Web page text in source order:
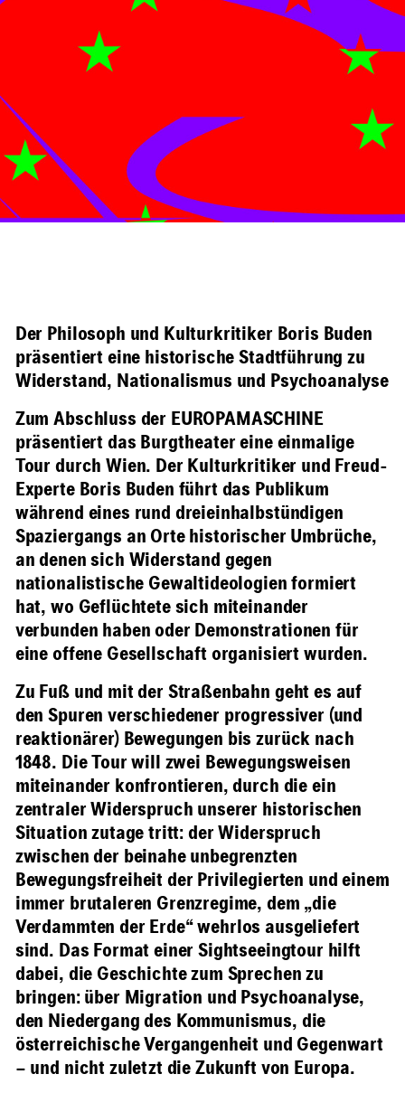
Der Philosoph und Kulturkritiker Boris Buden
präsentiert eine historische Stadtführung zu
Widerstand, Nationalismus und Psychoanalyse
Zum Abschluss der EUROPAMASCHINE
präsentiert das Burgtheater eine einmalige
Tour durch Wien. Der Kulturkritiker und Freud-
Experte Boris Buden führt das Publikum
während eines rund dreieinhalbstündigen
Spaziergangs an Orte historischer Umbrüche,
an denen sich Widerstand gegen
nationalistische Gewaltideologien formiert
hat, wo Geflüchtete sich miteinander
verbunden haben oder Demonstrationen für
eine offene Gesellschaft organisiert wurden.
Zu Fuß und mit der Straßenbahn geht es auf
den Spuren verschiedener progressiver (und
reaktionärer) Bewegungen bis zurück nach
1848. Die Tour will zwei Bewegungsweisen
miteinander konfrontieren, durch die ein
zentraler Widerspruch unserer historischen
Situation zutage tritt: der Widerspruch
zwischen der beinahe unbegrenzten
Bewegungsfreiheit der Privilegierten und einem
immer brutaleren Grenzregime, dem „die
Verdammten der Erde“ wehrlos ausgeliefert
sind. Das Format einer Sightseeingtour hilft
dabei, die Geschichte zum Sprechen zu
bringen: über Migration und Psychoanalyse,
den Niedergang des Kommunismus, die
österreichische Vergangenheit und Gegenwart
– und nicht zuletzt die Zukunft von Europa.